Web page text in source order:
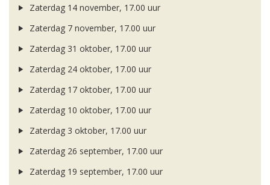
Zaterdag 14 november, 17.00 uur
Zaterdag 7 november, 17.00 uur
Zaterdag 31 oktober, 17.00 uur
Zaterdag 24 oktober, 17.00 uur
Zaterdag 17 oktober, 17.00 uur
Zaterdag 10 oktober, 17.00 uur
Zaterdag 3 oktober, 17.00 uur
Zaterdag 26 september, 17.00 uur
Zaterdag 19 september, 17.00 uur